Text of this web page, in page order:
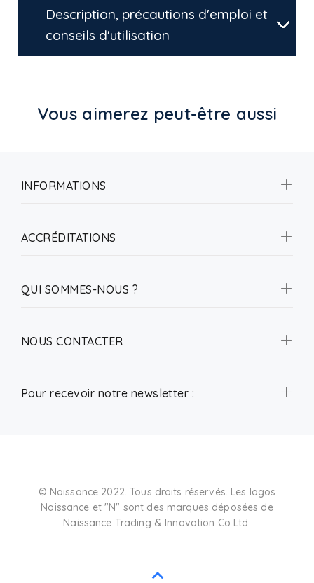
Description, précautions d'emploi et
conseils d'utilisation
Vous aimerez peut-être aussi
Pour recevoir notre newsletter :
INFORMATIONS
ACCRÉDITATIONS
QUI SOMMES-NOUS ?
NOUS CONTACTER
© Naissance 2022. Tous droits réservés. Les logos
Naissance et "N" sont des marques déposées de
Naissance Trading & Innovation Co Ltd.